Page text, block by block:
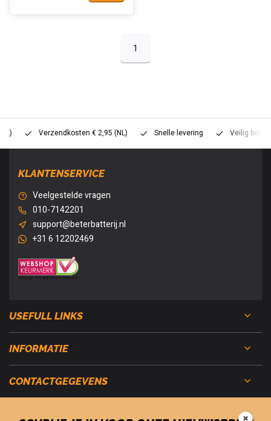
1
Verzendkosten € 2,95 (NL) Snelle levering Veilig betalen
KLANTENSERVICE
Veelgestelde vragen
010-7142201
support@beterbatterij.nl
+31 6 12202469
USEFULL LINKS
INFORMATIE
CONTACTGEGEVENS
✖